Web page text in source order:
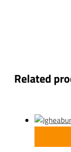
Related